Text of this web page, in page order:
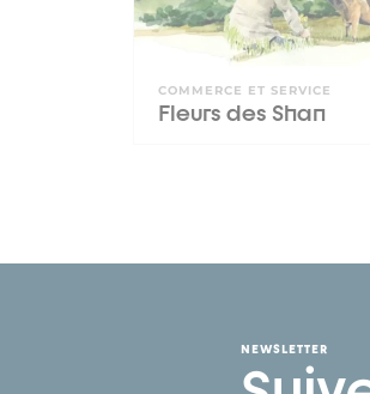
COMMERCE ET SERVICE
Fleurs des Shan
NEWSLETTER